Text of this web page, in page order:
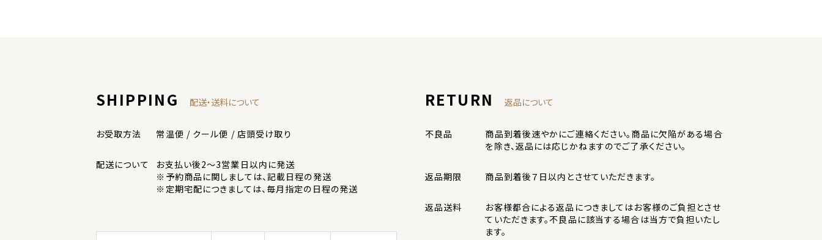
SHIPPING 配送・送料について
お受取方法 常温便 / クール便 / 店頭受け取り
配送について
お支払い後2～3営業日以内に発送
※予約商品に関しましては、記載日程の発送
※定期宅配につきましては、毎月指定の日程の発送
RETURN 返品について
不良品
商品到着後速やかにご連絡ください。商品に欠陥がある場合
を除き、返品には応じかねますのでご了承ください。
返品期限 商品到着後７日以内とさせていただきます。
返品送料
お客様都合による返品につきましてはお客様のご負担とさせ
ていただきます。不良品に該当する場合は当方で負担いたし
ます。